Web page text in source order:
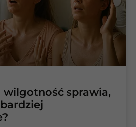
wilgotność sprawia,
bardziej